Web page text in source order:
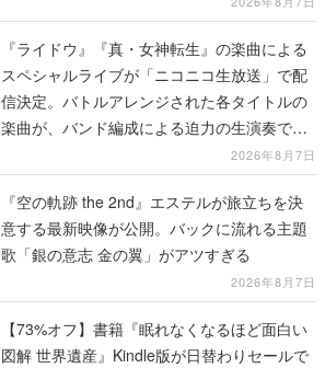
『ライドウ』『真・女神転生』の楽曲による
スペシャルライブが「ニコニコ生放送」で配
信決定。バトルアレンジされた各タイトルの
楽曲が、バンド編成による迫力の生演奏で披
露、冒頭部分は“無料”で視聴できる2026年8月7日
『空の軌跡 the 2nd』エステルが旅立ちを決
意する最新映像が公開。バックに流れる主題
歌「銀の意志 金の翼」がアツすぎる
2026年8月7日
【73%オフ】書籍『眠れなくなるほど面白い
図解 世界遺産』Kindle版が日替わりセールで